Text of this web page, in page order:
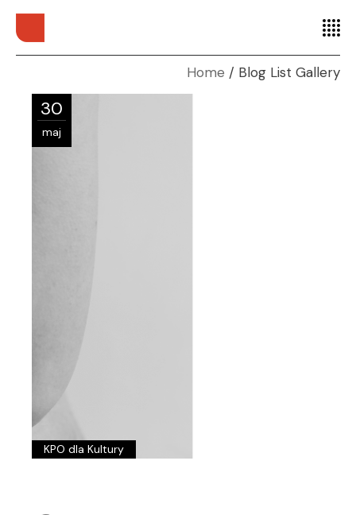
Home Blog List Gallery
30
maj
KPO dla Kultury